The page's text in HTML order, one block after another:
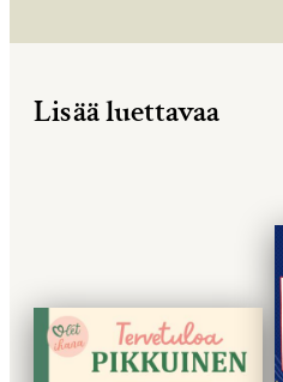
Lisää luettavaa